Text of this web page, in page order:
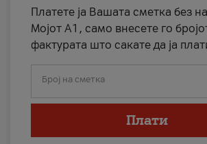
Платете ја Вашата сметка без
Мојот А1, само внесете го
фактурата што сакате да ја
Број на сметка
Плати